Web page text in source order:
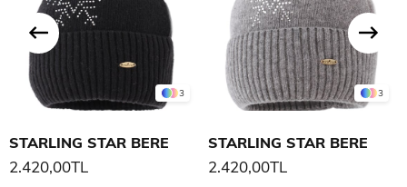
3
STARLING STAR BERE
2.420,00TL
3
STARLING STAR BERE
2.420,00TL